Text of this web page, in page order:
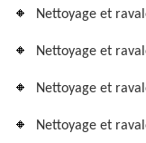
Nettoyage et
Nettoyage et
Nettoyage et
Nettoyage et